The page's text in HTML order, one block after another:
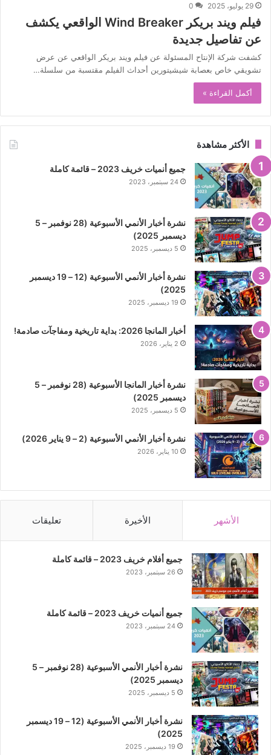
29 يوليو، 2025 0
فيلم ويند بريكر Wind Breaker الواقعي يكشف
عن تفاصيل جديدة
كشفت شركة الإنتاح المسئولة عن فيلم ويند بريكر الواقعي عن عرض
تشويقي خاص بعصابة شيشيتورين أحداث الفيلم مقتسبة من سلسلة…
أكمل القراءة »
الأكثر مشاهدة
جميع أنميات خريف 2023 – قائمة كاملة
24 سبتمبر، 2023
نشرة أخبار الأنمي الأسبوعية (28 نوفمبر – 5
ديسمبر 2025)
5 ديسمبر، 2025
نشرة أخبار الأنمي الأسبوعية (12 – 19 ديسمبر
2025)
19 ديسمبر، 2025
أخبار المانجا 2026: بداية تاريخية ومفاجآت صادمة!
2 يناير، 2026
نشرة أخبار المانجا الأسبوعية (28 نوفمبر – 5
ديسمبر 2025)
5 ديسمبر، 2025
نشرة أخبار الأنمي الأسبوعية (2 – 9 يناير 2026)
10 يناير، 2026
الأشهر الأخيرة تعليقات
جميع أفلام خريف 2023 – قائمة كاملة
26 سبتمبر، 2023
جميع أنميات خريف 2023 – قائمة كاملة
24 سبتمبر، 2023
نشرة أخبار الأنمي الأسبوعية (28 نوفمبر – 5
ديسمبر 2025)
5 ديسمبر، 2025
نشرة أخبار الأنمي الأسبوعية (12 – 19 ديسمبر
2025)
19 ديسمبر، 2025